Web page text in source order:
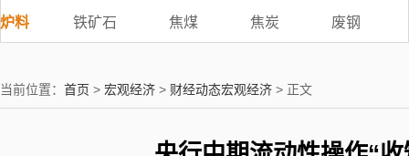
炉料
铁矿石 焦煤 焦炭 废钢
当前位置： 首页 > 宏观经济 > 财经动态宏观经济 > 正文